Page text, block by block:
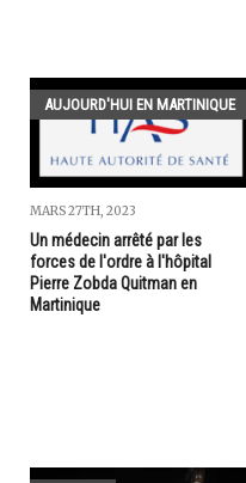
AUJOURD'HUI EN MARTINIQUE
MARS 27TH, 2023
Un médecin arrêté par les
forces de l'ordre à l'hôpital
Pierre Zobda Quitman en
Martinique